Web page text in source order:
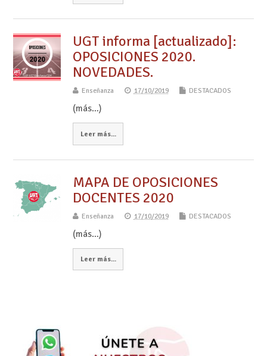
UGT informa [actualizado]:
OPOSICIONES 2020.
NOVEDADES.
Enseñanza 17/10/2019 DESTACADOS
(más…)
Leer más...
MAPA DE OPOSICIONES
DOCENTES 2020
Enseñanza 17/10/2019 DESTACADOS
(más…)
Leer más...